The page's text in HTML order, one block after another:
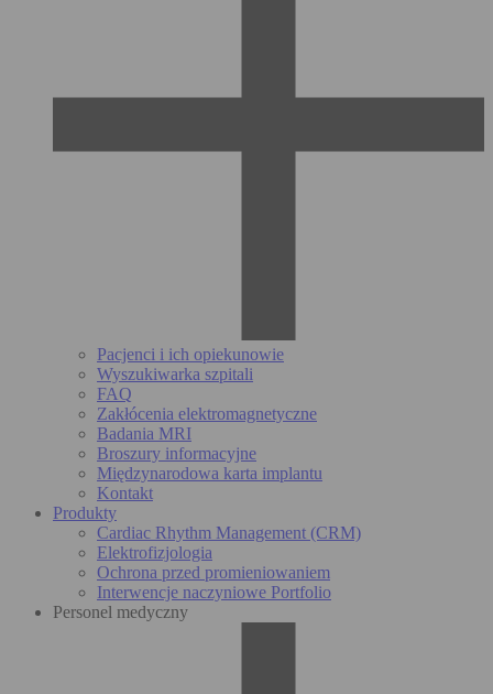
Pacjenci i ich opiekunowie
Wyszukiwarka szpitali
FAQ
Zakłócenia elektromagnetyczne
Badania MRI
Broszury informacyjne
Międzynarodowa karta implantu
Kontakt
Produkty
Cardiac Rhythm Management (CRM)
Elektrofizjologia
Ochrona przed promieniowaniem
Interwencje naczyniowe Portfolio
Personel medyczny